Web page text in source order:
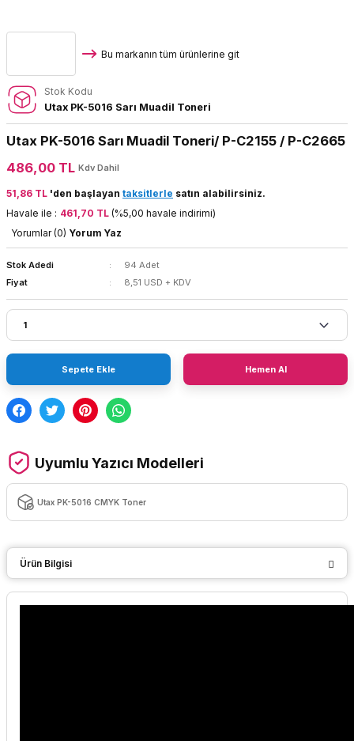
Bu markanın tüm ürünlerine git
Stok Kodu
Utax PK-5016 Sarı Muadil Toneri
Utax PK-5016 Sarı Muadil Toneri/ P-C2155 / P-C2665
486,00 TL Kdv Dahil
51,86 TL 'den başlayan taksitlerle satın alabilirsiniz.
Havale ile : 461,70 TL (%5,00 havale indirimi)
Yorumlar (0) Yorum Yaz
Stok Adedi
94 Adet
Fiyat
8,51 USD + KDV
Sepete Ekle Hemen Al
Uyumlu Yazıcı Modelleri
Utax PK-5016 CMYK Toner
Ürün Bilgisi